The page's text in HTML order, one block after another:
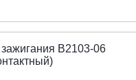
В2103-06